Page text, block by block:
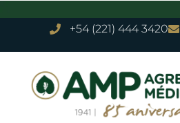
+54 (221) 444 3420